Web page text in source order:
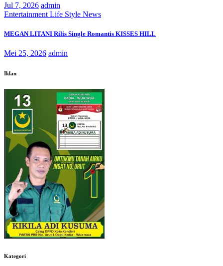
Jul 7, 2026 admin
Entertainment Life Style News
MEGAN LITANI Rilis Single Romantis KISSES HILL
Mei 25, 2026 admin
Iklan
Kategori